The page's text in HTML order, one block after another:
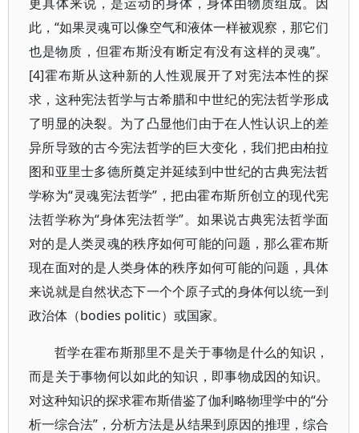
此，“如果灵魂可以像空气和液体一样被观察，那它们
也是物质，但霍布斯没有断定有没有这样的灵魂”。
[4]霍布斯从这种新的人性观展开了对宪法本性的探
求，这种宪法哲学与古希腊和中世纪的宪法哲学形成
了明显的决裂。为了凸显他们由于在人性认识上的差
异所导致的古今宪法哲学的巨大变化，我们把由柏拉
图和亚里士多德所奠定并延续到中世纪的古典宪法哲
学称为“灵魂宪法哲学”，把由霍布斯所创立的现代宪
法哲学称为“身体宪法哲学”。如果说古典宪法哲学面
对的是人类灵魂的秩序如何可能的问题，那么霍布斯
现在面对的是人类身体的秩序如何可能的问题，具体
来说就是自然状态下一个个原子式的身体何以统一到
政治体（bodies politic）或国家。
哲学在霍布斯那里不是关于事物是什么的知识，
而是关于事物何以如此的知识，即事物成因的知识。
对这种知识的探求霍布斯借鉴了伽利略物理学中的“分
析一综合法”，分析方法是从结果到原因的推理，综合